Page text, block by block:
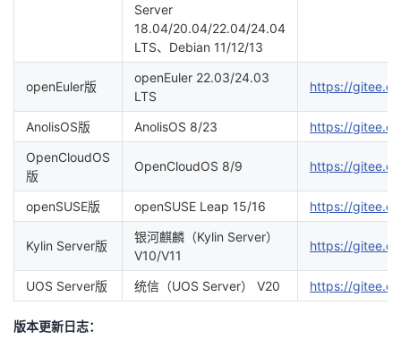
Server
18.04/20.04/22.04/24.04
LTS、Debian 11/12/13
openEuler版
openEuler 22.03/24.03
LTS
https://
AnolisOS版 AnolisOS 8/23
https://
OpenCloudOS
版
OpenCloudOS 8/9 https://
openSUSE版 openSUSE Leap 15/16 https://
Kylin Server版
银河麒麟（Kylin Server）
V10/V11
https://
UOS Server版 统信（UOS Server） V20 https://
版本更新日志：